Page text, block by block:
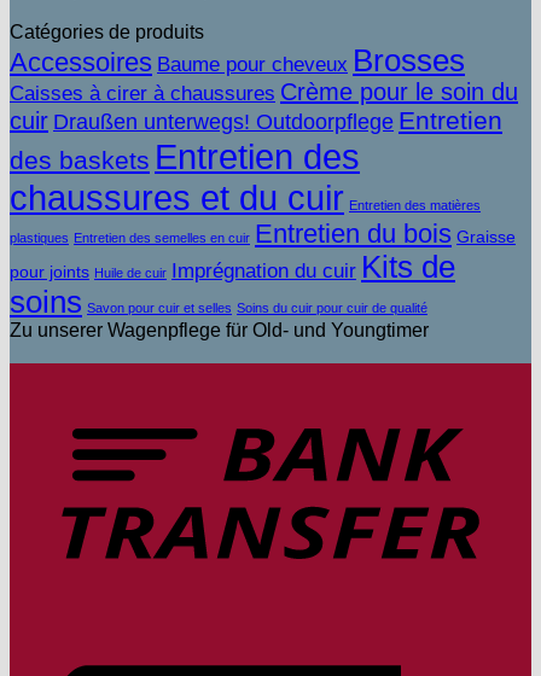
Catégories de produits
Accessoires Baume pour cheveux Brosses
Caisses à cirer à chaussures Crème pour le soin du
cuir Draußen unterwegs! Outdoorpflege Entretien
des baskets Entretien des
chaussures et du cuir Entretien des matières
plastiques Entretien des semelles en cuir Entretien du bois Graisse
pour joints Huile de cuir Imprégnation du cuir Kits de
soins Savon pour cuir et selles Soins du cuir pour cuir de qualité
Zu unserer Wagenpflege für Old- und Youngtimer